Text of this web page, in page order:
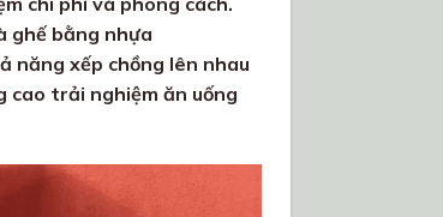
ghế bằng nhựa
năng xếp chồng lên nhau
cao trải nghiệm ăn uống